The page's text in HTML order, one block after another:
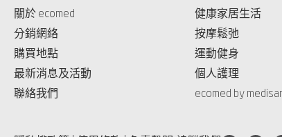
關於 ecomed
分銷網絡
購買地點
最新消息及活動
聯絡我們
健康家居生活
按摩鬆弛
運動健身
個人護理
ecomed by